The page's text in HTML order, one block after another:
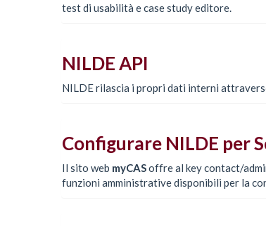
test di usabilità e case study editore.
NILDE API
NILDE rilascia i propri dati interni
Configurare NILDE per
Il sito web myCASoffre al key contact/
funzioni amministrative disponibili per la